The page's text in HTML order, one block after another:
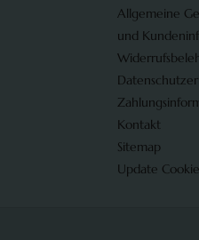
Allgemeine
und
Kontakt
Sitemap
Update